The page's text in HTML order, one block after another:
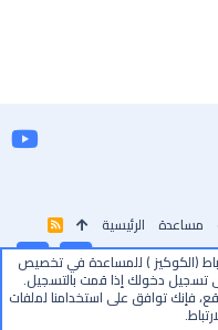
مساعدة الرئيسية R
S
S
أعلى أسفل
(الكوكيز ) للمساعدة في تخصيص
تسجيل دخولك إذا قمت بالتسجيل.
فإنك توافق على استخدامنا لملفات